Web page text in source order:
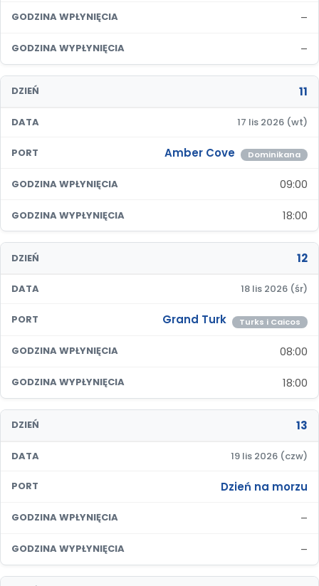
GODZINA WPŁYNIĘCIA –
GODZINA WYPŁYNIĘCIA –
DZIEŃ 11
DATA 17 lis 2026 (wt)
PORT Amber Cove Dominikana
GODZINA WPŁYNIĘCIA 09:00
GODZINA WYPŁYNIĘCIA 18:00
DZIEŃ 12
DATA 18 lis 2026 (śr)
PORT Grand Turk Turks i Caicos
GODZINA WPŁYNIĘCIA 08:00
GODZINA WYPŁYNIĘCIA 18:00
DZIEŃ 13
DATA 19 lis 2026 (czw)
PORT Dzień na morzu
GODZINA WPŁYNIĘCIA –
GODZINA WYPŁYNIĘCIA –